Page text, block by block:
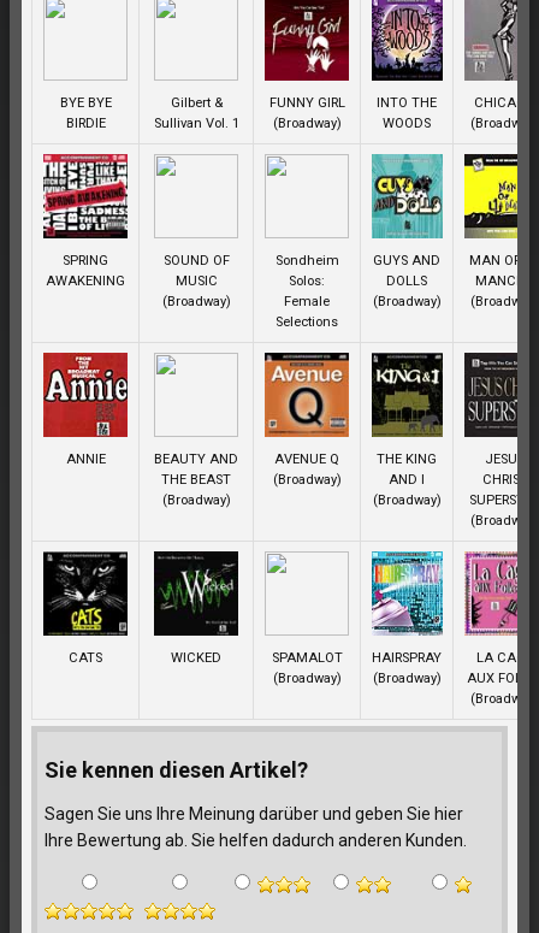
BYE BYE
BIRDIE
Gilbert &
Sullivan Vol. 1
FUNNY GIRL
(Broadway)
INTO THE
WOODS
CHICAGO
(Broadway)
SPRING
AWAKENING
SOUND OF
MUSIC
(Broadway)
Sondheim
Solos:
Female
Selections
GUYS AND
DOLLS
(Broadway)
MAN OF
MANCHA
(Broadway)
ANNIE
BEAUTY AND
THE BEAST
(Broadway)
AVENUE Q
(Broadway)
THE KING
AND I
(Broadway)
JESUS
CHRIST
(Broadway)
CATS WICKED
SPAMALOT
(Broadway)
HAIRSPRAY
(Broadway)
LA CAGE
AUX
(Broadway)
Sie kennen diesen Artikel?
Sagen Sie uns Ihre Meinung darüber und geben Sie hier
Ihre Bewertung ab. Sie helfen dadurch anderen Kunden.